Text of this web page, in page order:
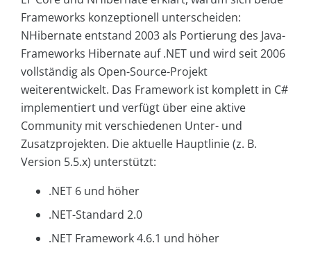
Frameworks konzeptionell unterscheiden:
NHibernate entstand 2003 als Portierung des Java-
Frameworks Hibernate auf .NET und wird seit 2006
vollständig als Open-Source-Projekt
weiterentwickelt. Das Framework ist komplett in C#
implementiert und verfügt über eine aktive
Community mit verschiedenen Unter- und
Zusatzprojekten. Die aktuelle Hauptlinie (z. B.
Version 5.5.x) unterstützt:
.NET 6 und höher
.NET-Standard 2.0
.NET Framework 4.6.1 und höher